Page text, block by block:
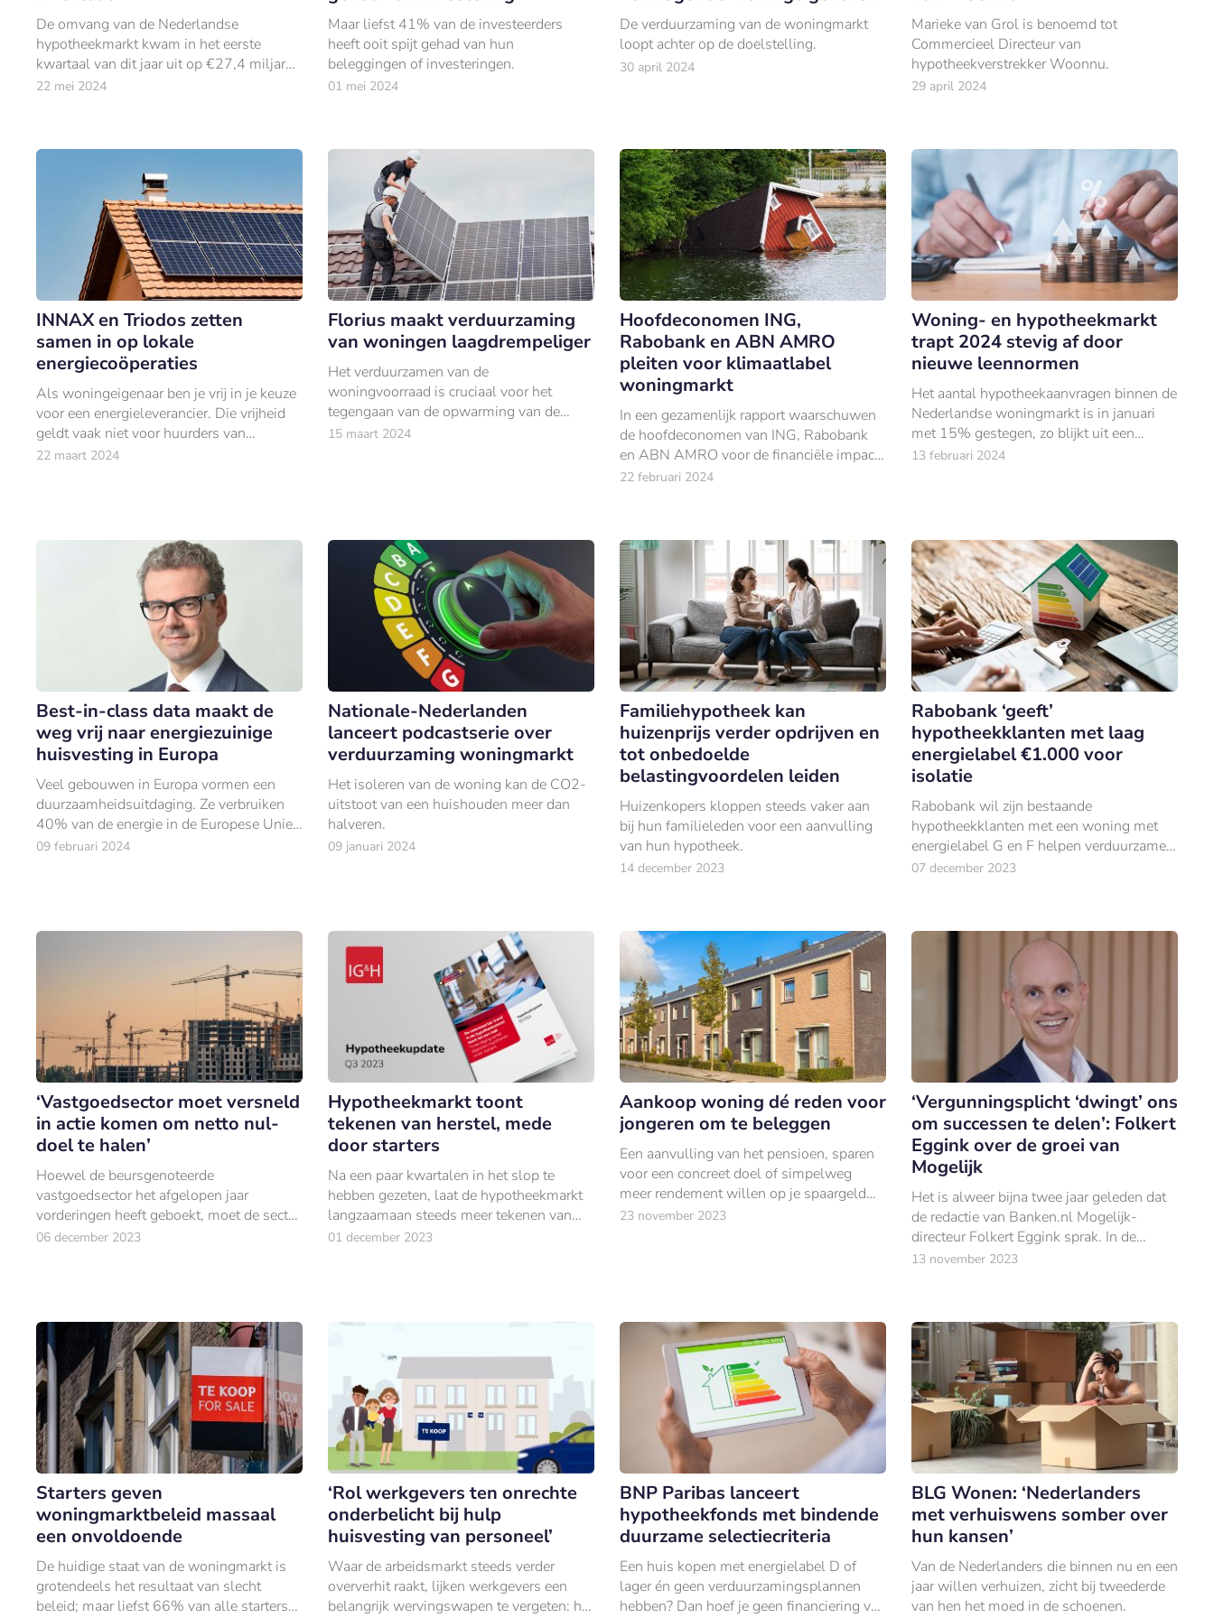
De omvang van de Nederlandse
hypotheekmarkt kwam in het eerste
kwartaal van dit jaar uit op €27,4 miljard,
een stuk hoger dan dezelfde periode één
22 mei 2024
Maar liefst 41% van de investeerders
heeft ooit spijt gehad van hun
beleggingen of investeringen.
01 mei 2024
De verduurzaming van de woningmarkt
loopt achter op de doelstelling.
30 april 2024
Marieke van Grol is benoemd tot
Commercieel Directeur van
hypotheekverstrekker Woonnu.
29 april 2024
INNAX en Triodos zetten
samen in op lokale
energiecoöperaties
Als woningeigenaar ben je vrij in je keuze
voor een energieleverancier. Die vrijheid
geldt vaak niet voor huurders van
woningcorporaties.
22 maart 2024
Florius maakt verduurzaming
van woningen laagdrempeliger
Het verduurzamen van de
woningvoorraad is cruciaal voor het
tegengaan van de opwarming van de
aarde.
15 maart 2024
Hoofdeconomen ING,
Rabobank en ABN AMRO
pleiten voor klimaatlabel
woningmarkt
In een gezamenlijk rapport waarschuwen
de hoofdeconomen van ING, Rabobank
en ABN AMRO voor de financiële impact
van klimaatverandering op de
22 februari 2024
Woning- en hypotheekmarkt
trapt 2024 stevig af door
nieuwe leennormen
Het aantal hypotheekaanvragen binnen de
Nederlandse woningmarkt is in januari
met 15% gestegen, zo blijkt uit een
analyse van De Hypotheekshop.
13 februari 2024
Best-in-class data maakt de
weg vrij naar energiezuinige
huisvesting in Europa
Veel gebouwen in Europa vormen een
duurzaamheidsuitdaging. Ze verbruiken
40% van de energie in de Europese Unie
en zijn verantwoordelijk voor 36% van de
09 februari 2024
Nationale-Nederlanden
lanceert podcastserie over
verduurzaming woningmarkt
Het isoleren van de woning kan de CO2-
uitstoot van een huishouden meer dan
halveren.
09 januari 2024
Familiehypotheek kan
huizenprijs verder opdrijven en
tot onbedoelde
belastingvoordelen leiden
Huizenkopers kloppen steeds vaker aan
bij hun familieleden voor een aanvulling
van hun hypotheek.
14 december 2023
Rabobank ‘geeft’
hypotheekklanten met laag
energielabel €1.000 voor
isolatie
Rabobank wil zijn bestaande
hypotheekklanten met een woning met
energielabel G en F helpen verduurzamen
door hen €1.000 verduurzamingsbudget
07 december 2023
‘Vastgoedsector moet versneld
in actie komen om netto nul-
doel te halen’
Hoewel de beursgenoteerde
vastgoedsector het afgelopen jaar
vorderingen heeft geboekt, moet de sector
versneld in actie komen om zijn netto nul-
06 december 2023
Hypotheekmarkt toont
tekenen van herstel, mede
door starters
Na een paar kwartalen in het slop te
hebben gezeten, laat de hypotheekmarkt
langzaamaan steeds meer tekenen van
leven zien.
01 december 2023
Aankoop woning dé reden voor
jongeren om te beleggen
Een aanvulling van het pensioen, sparen
voor een concreet doel of simpelweg
meer rendement willen op je spaargeld
dan de huidige aangeboden rente; maar
23 november 2023
‘Vergunningsplicht ‘dwingt’ ons
om successen te delen’: Folkert
Eggink over de groei van
Mogelijk
Het is alweer bijna twee jaar geleden dat
de redactie van Banken.nl Mogelijk-
directeur Folkert Eggink sprak. In de
tussentijd heeft het bedrijf bepaald niet
13 november 2023
Starters geven
woningmarktbeleid massaal
een onvoldoende
De huidige staat van de woningmarkt is
grotendeels het resultaat van slecht
beleid; maar liefst 66% van alle starters
‘Rol werkgevers ten onrechte
onderbelicht bij hulp
huisvesting van personeel’
Waar de arbeidsmarkt steeds verder
oververhit raakt, lijken werkgevers een
belangrijk wervingswapen te vergeten: het
BNP Paribas lanceert
hypotheekfonds met bindende
duurzame selectiecriteria
Een huis kopen met energielabel D of
lager én geen verduurzamingsplannen
hebben? Dan hoef je geen financiering van
BLG Wonen: ‘Nederlanders
met verhuiswens somber over
hun kansen’
Van de Nederlanders die binnen nu en een
jaar willen verhuizen, zicht bij tweederde
van hen het moed in de schoenen.